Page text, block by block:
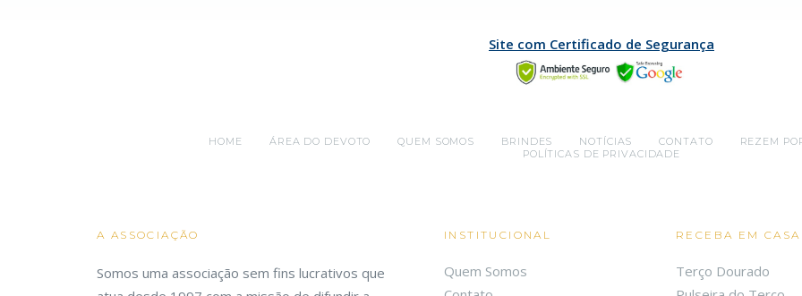
Site com Certificado de Segurança
HOME ÁREA DO DEVOTO QUEM SOMOS BRINDES NOTÍCIAS CONTATO
REZEM
POLÍTICAS DE PRIVACIDADE
A ASSOCIAÇÃO
Somos uma associação sem fins lucrativos que
INSTITUCIONAL
Quem Somos
RECEBA EM CASA
Terço Dourado